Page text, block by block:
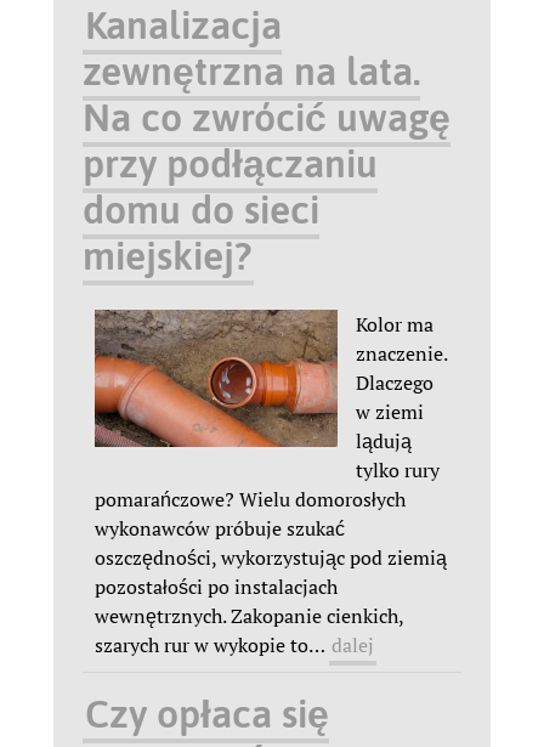
Kanalizacja
zewnętrzna na lata.
Na co zwrócić uwagę
przy podłączaniu
domu do sieci
miejskiej?
Kolor ma
znaczenie.
Dlaczego
w ziemi
lądują
tylko rury
pomarańczowe? Wielu domorosłych
wykonawców próbuje szukać
oszczędności, wykorzystując pod ziemią
pozostałości po instalacjach
wewnętrznych. Zakopanie cienkich,
szarych rur w wykopie to… dalej
Czy opłaca się